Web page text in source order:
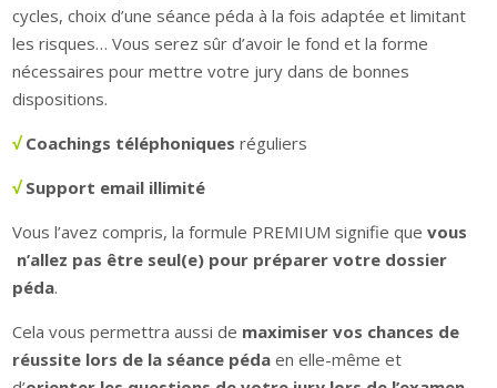
cycles, choix d’une séance péda à la fois adaptée et limitant
les risques… Vous serez sûr d’avoir le fond et la forme
nécessaires pour mettre votre jury dans de bonnes
dispositions.
√Coachings téléphoniques réguliers
√ Support email illimité
Vous l’avez compris, la formule PREMIUM signifie quevous
n’allez pas être seul(e) pour préparer votre dossier
péda.
Cela vous permettra aussi de maximiser vos chances de
réussite lors de la séance péda en elle-même et